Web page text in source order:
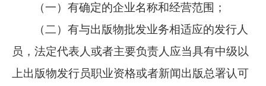
（一）有确定的企业名称和经营范围；
（二）有与出版物批发业务相适应的发行人
员，法定代表人或者主要负责人应当具有中级以
上出版物发行员职业资格或者新闻出版总署认可